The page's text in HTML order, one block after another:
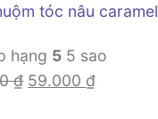
tóc nâu caramel
hạng 5 5 sao
₫ Giá
59.000 ₫Giá